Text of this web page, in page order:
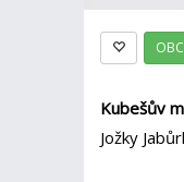
Kubešův
Jožky